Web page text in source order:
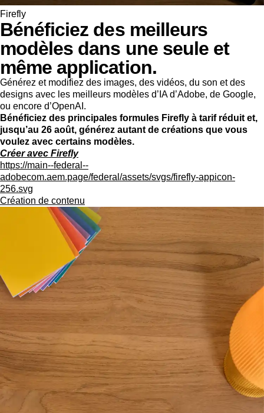
Firefly
Bénéficiez des meilleurs
modèles dans une seule et
même application.
Générez et modifiez des images, des vidéos, du son et des
designs avec les meilleurs modèles d’IA d’Adobe, de Google,
ou encore d’OpenAI.
Bénéficiez des principales formules Firefly à tarif réduit et,
jusqu’au 26 août, générez autant de créations que vous
voulez avec certains modèles.
Créer avec Firefly
https://main--federal--
adobecom.aem.page/federal/assets/svgs/firefly-appicon-
256.svg
Création de contenu